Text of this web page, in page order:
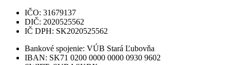
IČO: 31679137
DIČ: 2020525562
IČ DPH: SK2020525562
Bankové spojenie: VÚB Stará Ľubovňa
IBAN: SK71 0200 0000 0000 0930 9602